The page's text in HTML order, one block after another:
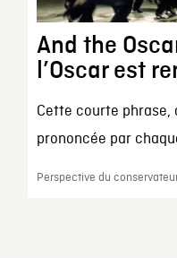
And the
l’Oscar est
Cette courte phrase,
prononcée par
Perspective du